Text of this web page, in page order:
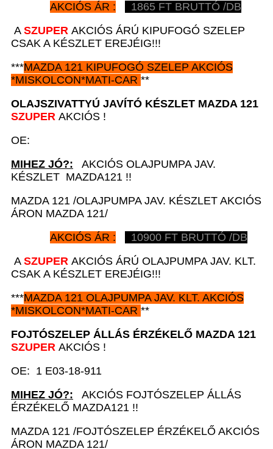
AKCIÓS ÁR :
1865 FT BRUTTÓ /DB
A SZUPER AKCIÓS ÁRÚ KIPUFOGÓ SZELEP
CSAK A KÉSZLET EREJÉIG!!!
***MAZDA 121 KIPUFOGÓ SZELEP AKCIÓS
*MISKOLCON*MATI-CAR **
OLAJSZIVATTYÚ JAVÍTÓ KÉSZLET MAZDA 121
SZUPER AKCIÓS !
OE:
MIHEZ JÓ?: AKCIÓS OLAJPUMPA JAV.
KÉSZLET MAZDA121 !!
MAZDA 121 /OLAJPUMPA JAV. KÉSZLET AKCIÓS
ÁRON MAZDA 121/
AKCIÓS ÁR :
10900 FT BRUTTÓ /DB
A SZUPER AKCIÓS ÁRÚ OLAJPUMPA JAV. KLT.
CSAK A KÉSZLET EREJÉIG!!!
***MAZDA 121 OLAJPUMPA JAV. KLT. AKCIÓS
*MISKOLCON*MATI-CAR **
FOJTÓSZELEP ÁLLÁS ÉRZÉKELŐ MAZDA 121
SZUPER AKCIÓS !
OE: 1 E03-18-911
MIHEZ JÓ?: AKCIÓS FOJTÓSZELEP ÁLLÁS
ÉRZÉKELŐ MAZDA121 !!
MAZDA 121 /FOJTÓSZELEP ÉRZÉKELŐ AKCIÓS
ÁRON MAZDA 121/